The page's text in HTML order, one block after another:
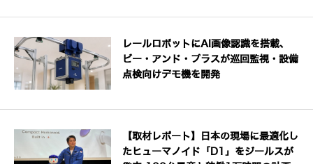
レールロボットにAI画像認識を搭載、
ビー・アンド・プラスが巡回監視・設備
点検向けデモ機を開発
【取材レポート】日本の現場に最適化し
たヒューマノイド「D1」をジールスが